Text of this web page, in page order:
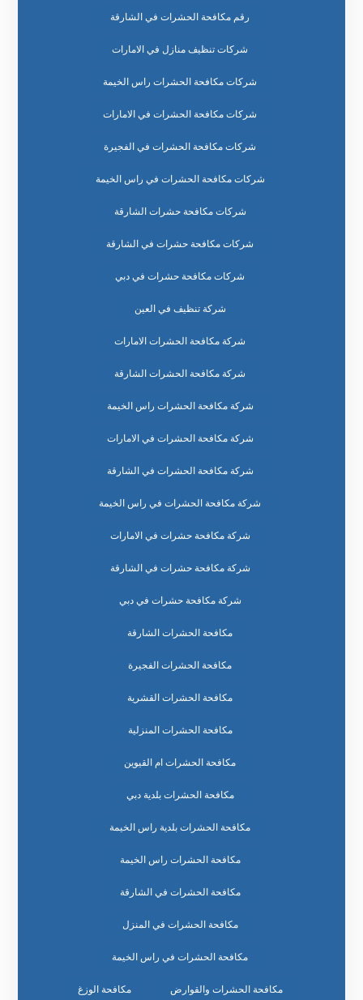
رقم مكافحة الحشرات في الشارقة
شركات تنظيف منازل في الامارات
شركات مكافحة الحشرات راس الخيمة
شركات مكافحة الحشرات في الامارات
شركات مكافحة الحشرات في الفجيرة
شركات مكافحة الحشرات في راس الخيمة
شركات مكافحة حشرات الشارقة
شركات مكافحة حشرات في الشارقة
شركات مكافحة حشرات في دبي
شركة تنظيف في العين
شركة مكافحة الحشرات الامارات
شركة مكافحة الحشرات الشارقة
شركة مكافحة الحشرات راس الخيمة
شركة مكافحة الحشرات في الامارات
شركة مكافحة الحشرات في الشارقة
شركة مكافحة الحشرات في راس الخيمة
شركة مكافحة حشرات في الامارات
شركة مكافحة حشرات في الشارقة
شركة مكافحة حشرات في دبي
مكافحة الحشرات الشارقة
مكافحة الحشرات الفجيرة
مكافحة الحشرات القشرية
مكافحة الحشرات المنزلية
مكافحة الحشرات ام القيوين
مكافحة الحشرات بلدية دبي
مكافحة الحشرات بلدية راس الخيمة
مكافحة الحشرات راس الخيمة
مكافحة الحشرات في الشارقة
مكافحة الحشرات في المنزل
مكافحة الحشرات في راس الخيمة
مكافحة الحشرات والقوارض مكافحة الوزغ